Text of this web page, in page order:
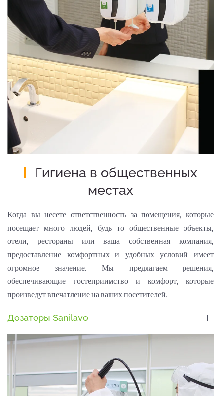
Гигиена в общественных
местах
Когда вы несете ответственность за помещения, которые
посещает много людей, будь то общественные объекты,
отели, рестораны или ваша собственная компания,
предоставление комфортных и удобных условий имеет
огромное значение. Мы предлагаем решения,
обеспечивающие гостеприимство и комфорт, которые
произведут впечатление на ваших посетителей.
Дозаторы Sanilavo